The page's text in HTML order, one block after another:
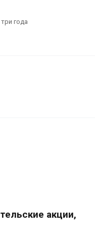
года
акции,